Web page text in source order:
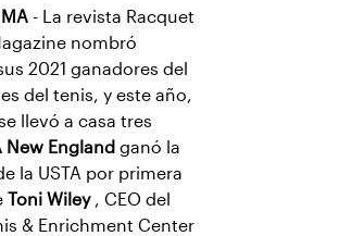
- La revista Racquet
nombró
2021 ganadores del
del tenis, y este año,
llevó a casa tres
New England ganó la
la USTA por primera
Toni Wiley, CEO del
& Enrichment Center